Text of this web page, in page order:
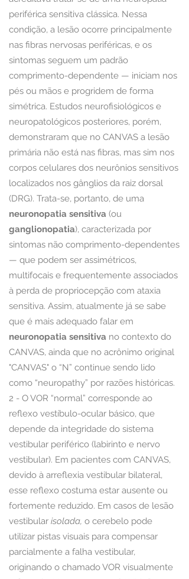
periférica sensitiva clássica. Nessa
condição, a lesão ocorre principalmente
nas fibras nervosas periféricas, e os
sintomas seguem um padrão
comprimento-dependente — iniciam nos
pés ou mãos e progridem de forma
simétrica. Estudos neurofisiológicos e
neuropatológicos posteriores, porém,
demonstraram que no CANVAS a lesão
primária não está nas fibras, mas sim nos
corpos celulares dos neurônios sensitivos
localizados nos gânglios da raiz dorsal
(DRG). Trata-se, portanto, de uma
neuronopatia sensitiva (ou
ganglionopatia), caracterizada por
sintomas não comprimento-dependentes
— que podem ser assimétricos,
multifocais e frequentemente associados
à perda de propriocepção com ataxia
sensitiva. Assim, atualmente já se sabe
que é mais adequado falar em
neuronopatia sensitiva no contexto do
CANVAS, ainda que no acrônimo original
"CANVAS" o “N” continue sendo lido
como “neuropathy” por razões históricas.
2 - O VOR “normal” corresponde ao
reflexo vestíbulo-ocular básico, que
depende da integridade do sistema
vestibular periférico (labirinto e nervo
vestibular). Em pacientes com CANVAS,
devido à arreflexia vestibular bilateral,
esse reflexo costuma estar ausente ou
fortemente reduzido. Em casos de lesão
vestibular isolada, o cerebelo pode
utilizar pistas visuais para compensar
parcialmente a falha vestibular,
originando o chamado VOR visualmente